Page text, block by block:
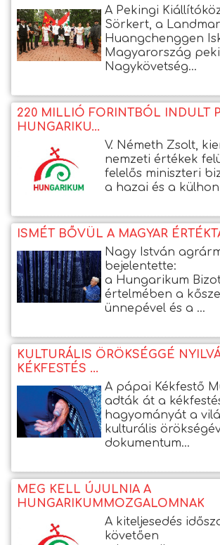
A Pekingi
Sörkert, a
Huangchenggen
Magyarország
Nagykövetség...
220 MILLIÓ FORINTBÓL INDULT
HUNGARIKU...
V. Németh Zsolt,
nemzeti értékek
felelős miniszteri
a hazai és a
ISMÉT BŐVÜL A MAGYAR
Nagy István
bejelentette:
a Hungarikum
értelmében a
ünnepével és a ...
KULTURÁLIS ÖRÖKSÉGGÉ
KÉKFESTÉS ...
A pápai Kékfestő
adták át a
hagyományát a
kulturális
dokumentum...
MEG KELL ÚJULNIA A
HUNGARIKUMMOZGALOMNAK
A kiteljesedés
követően